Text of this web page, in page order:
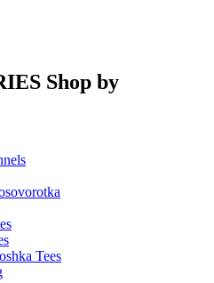
Shop by
Tees